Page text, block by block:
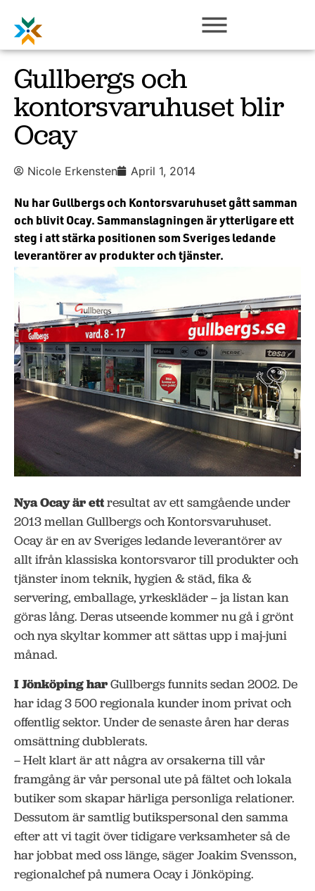
Gullbergs och
kontorsvaruhuset blir
Ocay
Nicole Erkensten April 1, 2014
Nu har Gullbergs och Kontorsvaruhuset gått samman
och blivit Ocay. Sammanslagningen är ytterligare ett
steg i att stärka positionen som Sveriges ledande
leverantörer av produkter och tjänster.
Nya Ocay är ettresultat av ett samgående under
2013 mellan Gullbergs och Kontorsvaruhuset.
Ocay är en av Sveriges ledande leverantörer av
allt ifrån klassiska kontorsvaror till produkter och
tjänster inom teknik, hygien & städ, fika &
servering, emballage, yrkeskläder – ja listan kan
göras lång. Deras utseende kommer nu gå i grönt
och nya skyltar kommer att sättas upp i maj-juni
månad.
I Jönköping harGullbergs funnits sedan 2002. De
har idag 3 500 regionala kunder inom privat och
offentlig sektor. Under de senaste åren har deras
omsättning dubblerats.
– Helt klart är att några av orsakerna till vår
framgång är vår personal ute på fältet och lokala
butiker som skapar härliga personliga relationer.
Dessutom är samtlig butikspersonal den samma
efter att vi tagit över tidigare verksamheter så de
har jobbat med oss länge, säger Joakim Svensson,
regionalchef på numera Ocay i Jönköping.